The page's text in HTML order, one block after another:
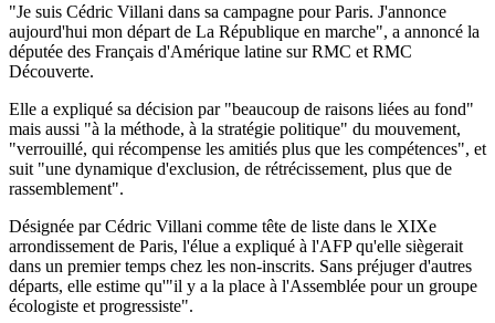
"Je suis Cédric Villani dans sa campagne pour Paris. J'annonce
aujourd'hui mon départ de La République en marche", a annoncé la
députée des Français d'Amérique latine sur RMC et RMC
Découverte.
Elle a expliqué sa décision par "beaucoup de raisons liées au fond"
mais aussi "à la méthode, à la stratégie politique" du mouvement,
"verrouillé, qui récompense les amitiés plus que les compétences", et
suit "une dynamique d'exclusion, de rétrécissement, plus que de
rassemblement".
Désignée par Cédric Villani comme tête de liste dans le XIXe
arrondissement de Paris, l'élue a expliqué à l'AFP qu'elle siègerait
dans un premier temps chez les non-inscrits. Sans préjuger d'autres
départs, elle estime qu'"il y a la place à l'Assemblée pour un groupe
écologiste et progressiste".